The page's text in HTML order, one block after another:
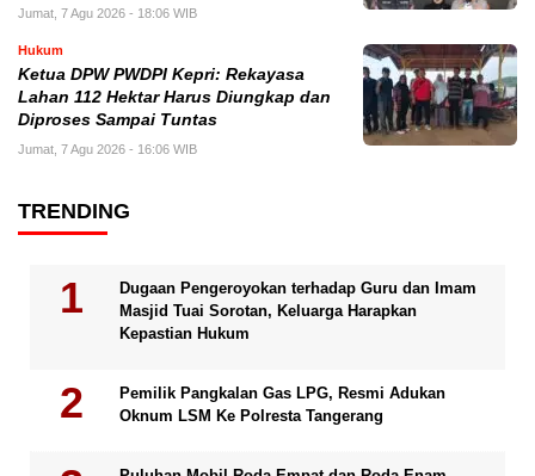
Jumat, 7 Agu 2026 - 18:06 WIB
Hukum
Ketua DPW PWDPI Kepri: Rekayasa
Lahan 112 Hektar Harus Diungkap dan
Diproses Sampai Tuntas
Jumat, 7 Agu 2026 - 16:06 WIB
TRENDING
Dugaan Pengeroyokan terhadap Guru dan Imam
Masjid Tuai Sorotan, Keluarga Harapkan
Kepastian Hukum
Pemilik Pangkalan Gas LPG, Resmi Adukan
Oknum LSM Ke Polresta Tangerang